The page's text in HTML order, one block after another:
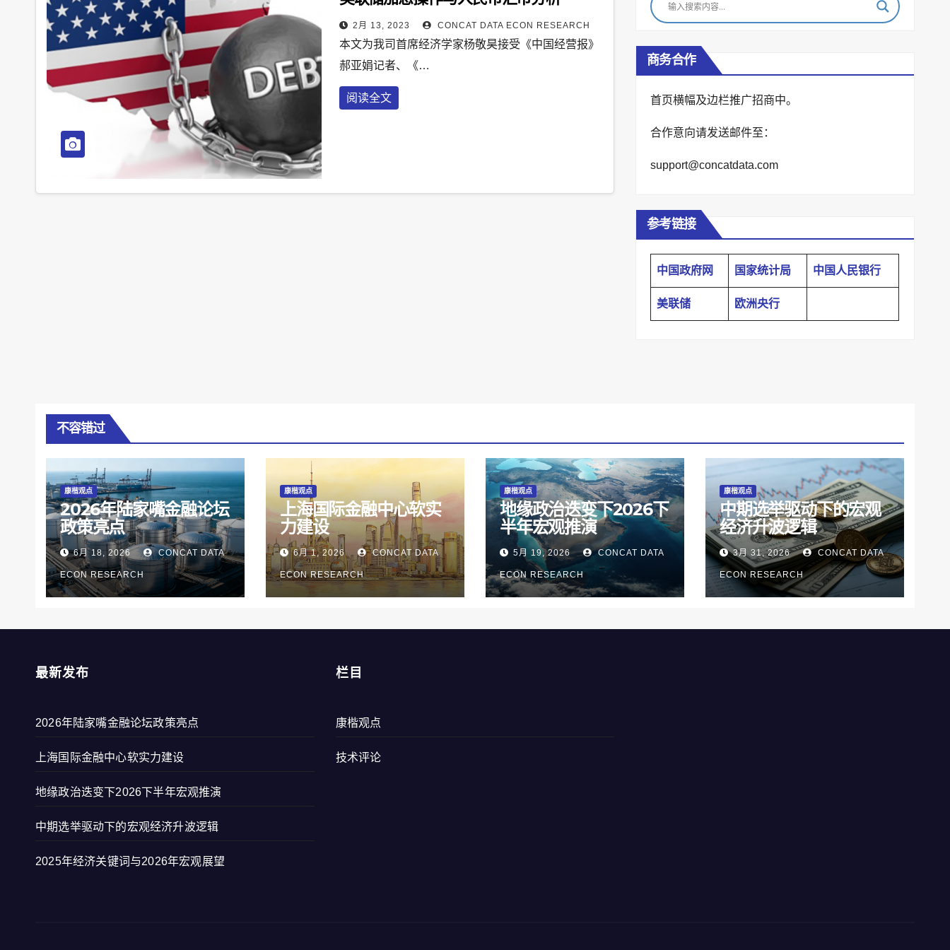
2月 13, 2023 CONCAT DATA ECON RESEARCH
本文为我司首席经济学家杨敬昊接受《中国经营报》
郝亚娟记者、《…
阅读全文
商务合作
首页横幅及边栏推广招商中。
合作意向请发送邮件至：
support@concatdata.com
参考链接
中国政府网 国家统计局 中国人民银行
美联储 欧洲央行
不容错过
康楷观点
2026年陆家嘴金融论坛
政策亮点
6月 18, 2026 CONCAT DATA
ECON RESEARCH
康楷观点
上海国际金融中心软实
力建设
6月 1, 2026 CONCAT DATA
ECON RESEARCH
康楷观点
地缘政治迭变下2026下
半年宏观推演
5月 19, 2026 CONCAT DATA
ECON RESEARCH
康楷观点
中期选举驱动下的宏观
经济升波逻辑
3月 31, 2026 CONCAT DATA
ECON RESEARCH
最新发布
2026年陆家嘴金融论坛政策亮点
上海国际金融中心软实力建设
地缘政治迭变下2026下半年宏观推演
中期选举驱动下的宏观经济升波逻辑
2025年经济关键词与2026年宏观展望
栏目
康楷观点
技术评论